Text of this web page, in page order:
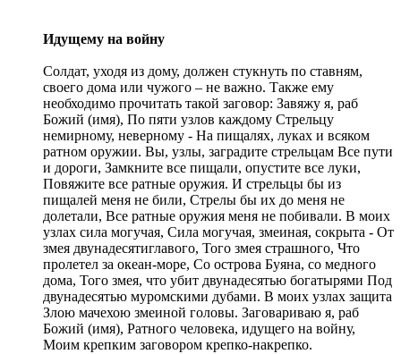
Идущему на войну
Солдат, уходя из дому, должен стукнуть по ставням,
своего дома или чужого – не важно. Также ему
необходимо прочитать такой заговор: Завяжу я, раб
Божий (имя), По пяти узлов каждому Стрельцу
немирному, неверному - На пищалях, луках и всяком
ратном оружии. Вы, узлы, заградите стрельцам Все пути
и дороги, Замкните все пищали, опустите все луки,
Повяжите все ратные оружия. И стрельцы бы из
пищалей меня не били, Стрелы бы их до меня не
долетали, Все ратные оружия меня не побивали. В моих
узлах сила могучая, Сила могучая, змеиная, сокрыта - От
змея двунадесятиглавого, Того змея страшного, Что
пролетел за океан-море, Со острова Буяна, со медного
дома, Того змея, что убит двунадесятью богатырями Под
двунадесятью муромскими дубами. В моих узлах защита
Злою мачехою змеиной головы. Заговариваю я, раб
Божий (имя), Ратного человека, идущего на войну,
Моим крепким заговором крепко-накрепко.